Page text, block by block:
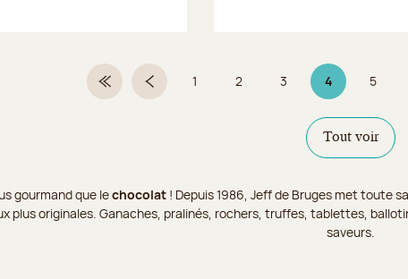
Première pagePage précédente
Page
1 Page
2 Page
3 4Page 4 sur 9
Page
5
Tout voir
gourmand que lechocolat! Depuis 1986, Jeff de Bruges met toute
plus originales. Ganaches, pralinés, rochers, truffes, tablettes,
saveurs.